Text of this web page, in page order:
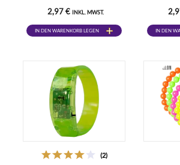
2,97 € INKL. MWST.
IN DEN WARENKORB LEGEN IN DEN
(2)